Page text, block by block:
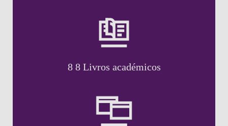
8 8 Livros académicos